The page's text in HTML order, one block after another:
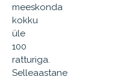
meeskonda
kokku
üle
100
ratturiga.
Selleaastane